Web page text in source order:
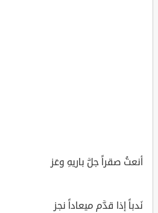
أنعتُ صقراً جلَّ باريهِ وعَز
نَدباً إذا قدَّم ميعاداً نجز